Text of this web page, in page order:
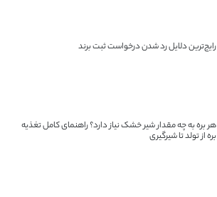
رایج‌ترین دلایل رد شدن درخواست ثبت برند
هر بره به چه مقدار شیر خشک نیاز دارد؟ راهنمای کامل تغذیه
بره از تولد تا شیرگیری